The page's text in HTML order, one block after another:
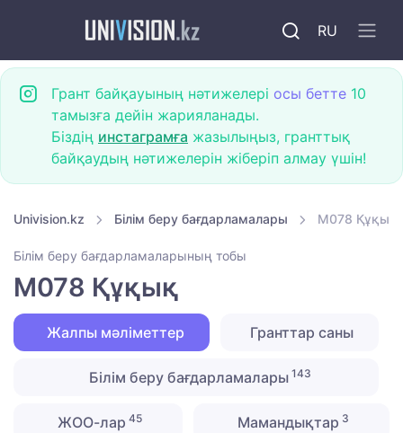
RU
Грант байқауының нәтижелері осы бетте 10
тамызға дейін жарияланады.
Біздің инстаграмға жазылыңыз, гранттық
байқаудың нәтижелерін жіберіп алмау үшін!
Univision.kz Білім беру бағдарламалары M078 Құқық
Білім беру бағдарламаларының тобы
M078 Құқық
Жалпы мәліметтер Гранттар саны
Білім беру бағдарламалары143
ЖОО-лар 45 Мамандықтар 3